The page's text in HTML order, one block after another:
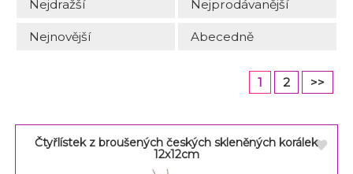
Nejdražší Nejprodávanější
Nejnovější Abecedně
1 2 >>
Čtyřlístek z broušených českých skleněných korálek
12x12cm